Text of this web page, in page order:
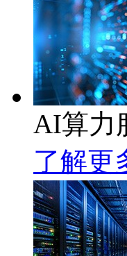
AI算力
了解更